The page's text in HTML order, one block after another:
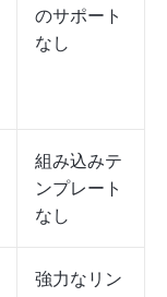
のサポート
なし
組み込みテ
ンプレート
なし
強力なリン